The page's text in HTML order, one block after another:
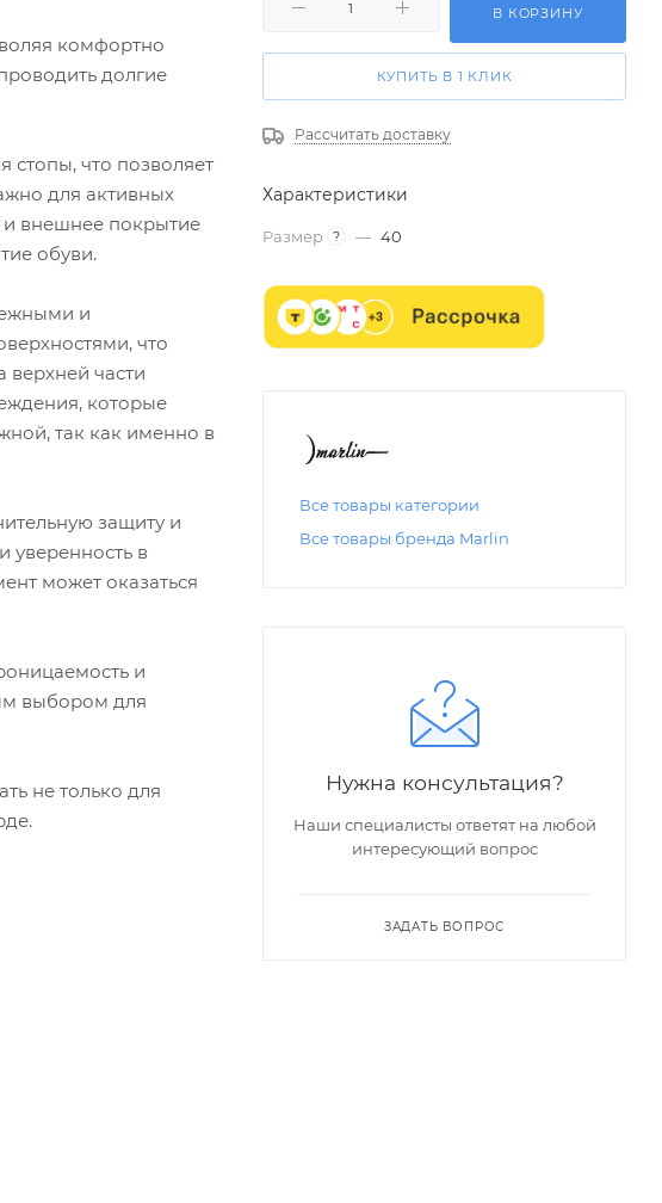
комфортно
долгие
стопы, что позволяет
для активных
и внешнее покрытие
обуви.
и
что
части
которые
так как именно в
защиту и
уверенность в
может оказаться
и
выбором для
не только для
В КОРЗИНУ
КУПИТЬ В 1 КЛИК
Рассчитать доставку
Характеристики
Размер ? — 40
Все товары категории
Все товары бренда Marlin
Нужна консультация?
Наши специалисты ответят на любой
интересующий вопрос
ЗАДАТЬ ВОПРОС